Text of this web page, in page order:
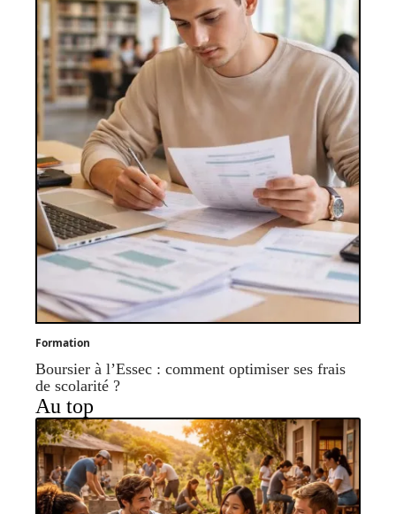
Formation
Boursier à l’Essec : comment optimiser ses frais
de scolarité ?
Au top